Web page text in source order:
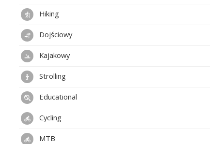
Hiking
Dojściowy
Kajakowy
Strolling
Educational
Cycling
MTB